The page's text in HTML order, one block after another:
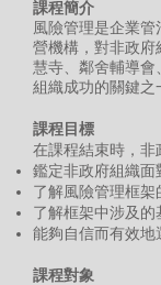
課程簡介
風險管理是企業
營機構，對非政府
慧寺、鄰舍輔導會
組織成功的關鍵之
課程目標
在課程結束時，非
鑑定非政府組織面
了解風險管理框架
了解框架中涉及的
能夠自信而有效地
課程對象